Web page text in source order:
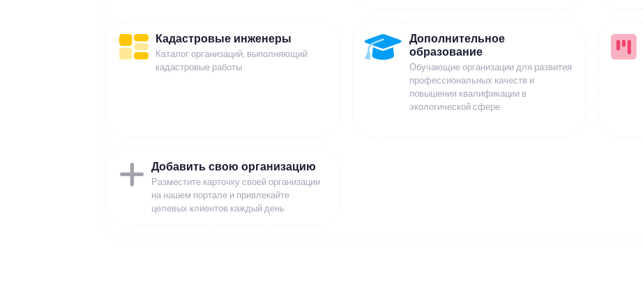
Кадастровые инженеры
Каталог организаций, выполняющий
кадастровые работы
Дополнительное
образование
Обучающие организации для развития
профессиональных качеств и
повышения квалификации в
экологической сфере
Добавить свою организацию
Разместите карточку своей организации
на нашем портале и привлекайте
целевых клиентов каждый день